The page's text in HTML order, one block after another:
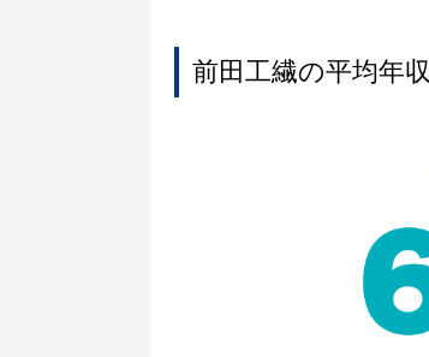
前田工繊の平均年収